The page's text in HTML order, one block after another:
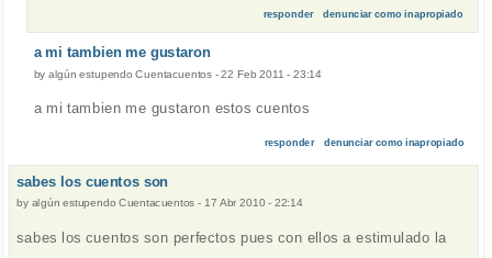
responder denunciar como inapropiado
a mi tambien me gustaron
byalgún estupendo Cuentacuentos -22 Feb 2011 - 23:14
a mi tambien me gustaron estos cuentos
responder denunciar como inapropiado
sabes los cuentos son
by algún estupendo Cuentacuentos - 17 Abr 2010 - 22:14
sabes los cuentos son perfectos pues con ellos a estimulado la